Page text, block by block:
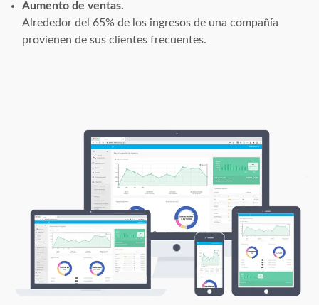
Aumento de ventas.
Alrededor del 65% de los ingresos de una compañía
provienen de sus clientes frecuentes.